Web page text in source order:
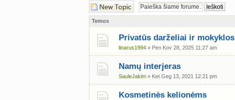
Naujos temos
kūrimas
Temos
Privatūs darželiai ir mokyklos
linarus1994 » Pen Kov 28, 2025 11:27 am
Namų interjeras
SauleJakim » Ket Geg 13, 2021 12:21 pm
Kosmetinės kelionėms